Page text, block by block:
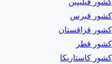
کشور قبرس
کشور قزاقستان
کشور قطر
کشور کاستاریکا